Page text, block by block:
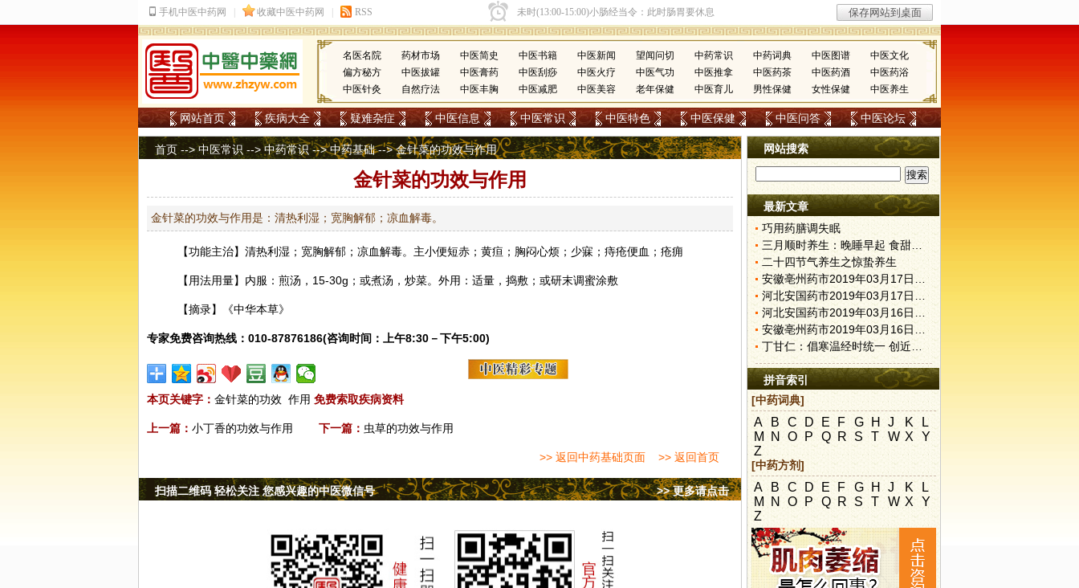
名医名院 药材市场 中医简史 中医书籍 中医新闻 望闻问切 中药常识 中药词典 中医图谱
中医文化
偏方秘方
中医拔罐 中医膏药 中医刮痧 中医火疗 中医气功 中医推拿 中医药茶 中医药酒
中医药浴
中医针灸
自然疗法 中医丰胸 中医减肥 中医美容 老年保健 中医育儿 男性保健 女性保健 中医养生
网站首页 疾病大全 疑难杂症 中医信息 中医常识 中医特色 中医保健 中医问答 中医论坛
首页 -->中医常识 -->中药常识-->中药基础--> 金针菜的功效与作用
金针菜的功效与作用
金针菜的功效与作用是：清热利湿；宽胸解郁；凉血解毒。
【功能主治】清热利湿；宽胸解郁；凉血解毒。主小便短赤；黄疸；胸闷心烦；少寐；痔疮便血；疮痈
【用法用量】内服：煎汤，15-30g；或煮汤，炒菜。外用：适量，捣敷；或研末调蜜涂敷
【摘录】《中华本草》
专家免费咨询热线：010-87876186(咨询时间：上午8:30－下午5:00)
本页关键字： 金针菜的功效 作用 免费索取疾病资料
上一篇： 小丁香的功效与作用 下一篇： 虫草的功效与作用
>> 返回中药基础页面 >> 返回首页
>> 更多请点击
扫描二维码 轻松关注 您感兴趣的中医微信号
网站搜索
最新文章
巧用药膳调失眠
三月顺时养生：晚睡早起 食甜养肝
二十四节气养生之惊蛰养生
安徽亳州药市2019年03月17日快讯
河北安国药市2019年03月17日快讯
河北安国药市2019年03月16日快讯
安徽亳州药市2019年03月16日快讯
丁甘仁：倡寒温经时统一 创近代中医教育
拼音索引
[中药词典]
A B C D E F G H J K
L
M N O P Q R S T W X
Y
Z
[中药方剂]
A B C D E F G H J K
L
M N O P Q R S T W X
Y
Z